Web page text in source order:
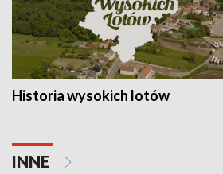
Historia wysokich lotów
INNE